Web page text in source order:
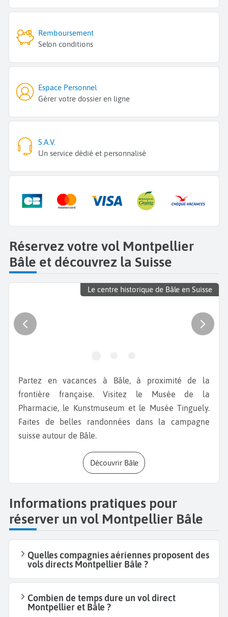
Remboursement
Selon conditions
Espace Personnel
Gérer votre dossier en ligne
S.A.V.
Un service dédié et personnalisé
Réservez votre vol Montpellier
Bâle et découvrez la Suisse
Le centre historique de Bâle en Suisse
Partez en vacances à Bâle, à proximité de la
frontière française. Visitez le Musée de la
Pharmacie, le Kunstmuseum et le Musée Tinguely.
Faites de belles randonnées dans la campagne
suisse autour de Bâle.
Découvrir Bâle
Informations pratiques pour
réserver un vol Montpellier Bâle
Quelles compagnies aériennes proposent des
vols directs Montpellier Bâle ?
Combien de temps dure un vol direct
Montpellier et Bâle ?